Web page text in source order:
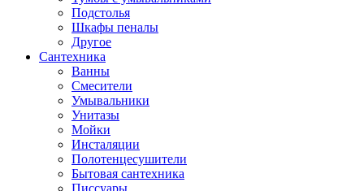
Подстолья
Шкафы пеналы
Другое
Сантехника
Ванны
Смесители
Умывальники
Унитазы
Мойки
Инсталяции
Полотенцесушители
Бытовая сантехника
Писсуары